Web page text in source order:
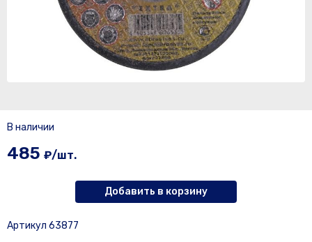
В наличии
485 ₽/шт.
Добавить в корзину
Артикул 63877